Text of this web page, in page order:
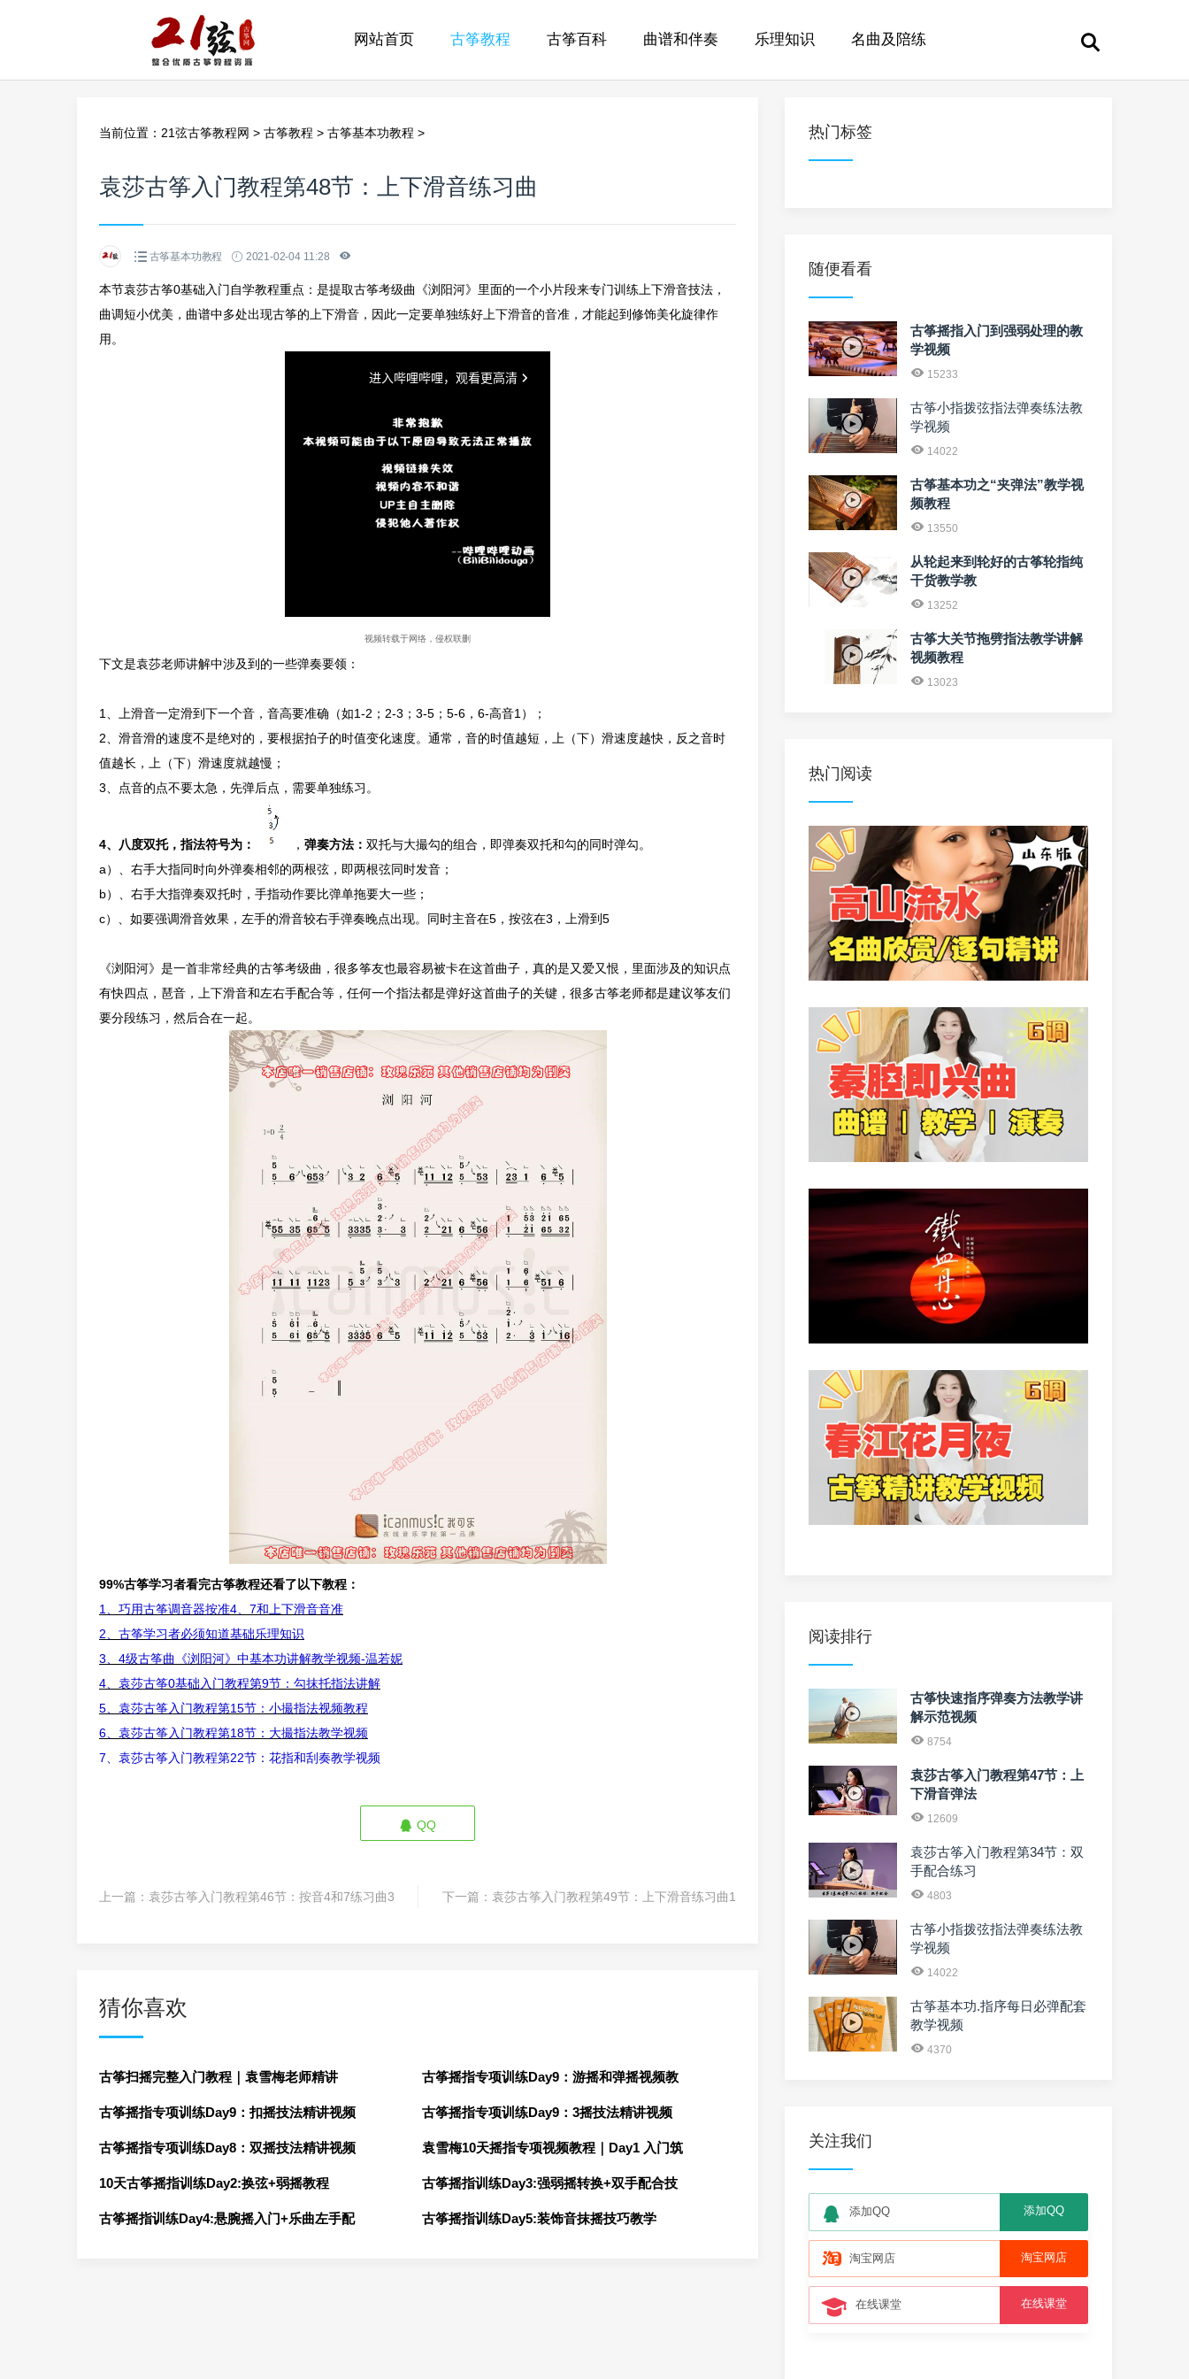
网站首页 古筝教程 古筝百科 曲谱和伴奏 乐理知识 名曲及陪练
当前位置： 21弦古筝教程网 > 古筝教程 > 古筝基本功教程 >
袁莎古筝入门教程第48节：上下滑音练习曲
古筝基本功教程 2021-02-04 11:28
本节袁莎古筝0基础入门自学教程重点：是提取古筝考级曲《浏阳河》里面的一个小片段来专门训练上下滑音技法，
曲调短小优美，曲谱中多处出现古筝的上下滑音，因此一定要单独练好上下滑音的音准，才能起到修饰美化旋律作
用。
视频转载于网络，侵权联删
下文是袁莎老师讲解中涉及到的一些弹奏要领：
1、上滑音一定滑到下一个音，音高要准确（如1-2；2-3；3-5；5-6，6-高音1）；
2、滑音滑的速度不是绝对的，要根据拍子的时值变化速度。通常，音的时值越短，上（下）滑速度越快，反之音时
值越长，上（下）滑速度就越慢；
3、点音的点不要太急，先弹后点，需要单独练习。
4、八度双托，指法符号为： ， 弹奏方法： 双托与大撮勾的组合，即弹奏双托和勾的同时弹勾。
a）、右手大指同时向外弹奏相邻的两根弦，即两根弦同时发音；
b）、右手大指弹奏双托时，手指动作要比弹单拖要大一些；
c）、如要强调滑音效果，左手的滑音较右手弹奏晚点出现。同时主音在5，按弦在3，上滑到5
《浏阳河》是一首非常经典的古筝考级曲，很多筝友也最容易被卡在这首曲子，真的是又爱又恨，里面涉及的知识点
有快四点，琶音，上下滑音和左右手配合等，任何一个指法都是弹好这首曲子的关键，很多古筝老师都是建议筝友们
要分段练习，然后合在一起。
99%古筝学习者看完古筝教程还看了以下教程：
1、巧用古筝调音器按准4、7和上下滑音音准
2、古筝学习者必须知道基础乐理知识
3、 4级古筝曲《浏阳河》中基本功讲解教学视频-温若妮
4、袁莎古筝0基础入门教程第9节：勾抹托指法讲解
5、袁莎古筝入门教程第15节：小撮指法视频教程
6、袁莎古筝入门教程第18节：大撮指法教学视频
7、 袁莎古筝入门教程第22节：花指和刮奏教学视频
QQ
上一篇： 袁莎古筝入门教程第46节：按音4和7练习曲3 下一篇： 袁莎古筝入门教程第49节：上下滑音练习曲1
猜你喜欢
古筝扫摇完整入门教程｜袁雪梅老师精讲 古筝摇指专项训练Day9：游摇和弹摇视频教
古筝摇指专项训练Day9：扣摇技法精讲视频 古筝摇指专项训练Day9：3摇技法精讲视频
古筝摇指专项训练Day8：双摇技法精讲视频 袁雪梅10天摇指专项视频教程｜Day1 入门筑
10天古筝摇指训练Day2:换弦+弱摇教程 古筝摇指训练Day3:强弱摇转换+双手配合技
古筝摇指训练Day4:悬腕摇入门+乐曲左手配 古筝摇指训练Day5:装饰音抹摇技巧教学
热门标签
随便看看
古筝摇指入门到强弱处理的教
学视频
15233
古筝小指拨弦指法弹奏练法教
学视频
14022
古筝基本功之“夹弹法”教学视
频教程
13550
从轮起来到轮好的古筝轮指纯
干货教学教
13252
古筝大关节拖劈指法教学讲解
视频教程
13023
热门阅读
阅读排行
古筝快速指序弹奏方法教学讲
解示范视频
8754
袁莎古筝入门教程第47节：上
下滑音弹法
12609
袁莎古筝入门教程第34节：双
手配合练习
4803
古筝小指拨弦指法弹奏练法教
学视频
14022
古筝基本功.指序每日必弹配套
教学视频
4370
关注我们
添加QQ 添加QQ
淘宝网店 淘宝网店
在线课堂 在线课堂